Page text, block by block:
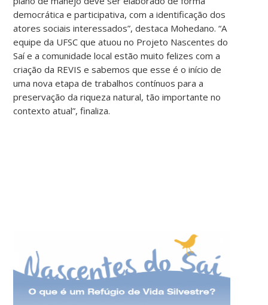
democrática e participativa, com a identificação dos
atores sociais interessados”, destaca Mohedano. “A
equipe da UFSC que atuou no Projeto Nascentes do
Saí e a comunidade local estão muito felizes com a
criação da REVIS e sabemos que esse é o início de
uma nova etapa de trabalhos contínuos para a
preservação da riqueza natural, tão importante no
contexto atual”, finaliza.